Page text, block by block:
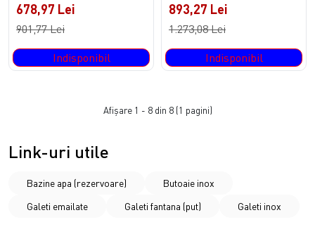
678,97 Lei
901,77 Lei
Indisponibil
893,27 Lei
1.273,08 Lei
Indisponibil
Afişare 1 - 8 din 8 (1 pagini)
Link-uri utile
Bazine apa (rezervoare)
Butoaie inox
Galeti emailate
Galeti fantana (put) Galeti inox